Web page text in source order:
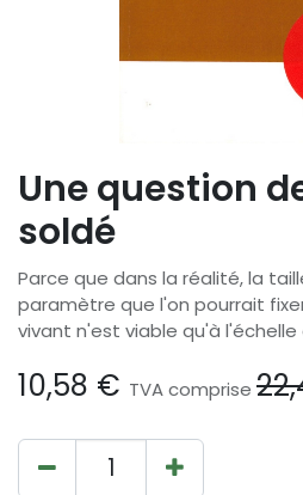
Une question
soldé
Parce que dans la réalité, la
paramètre que l'on pourrait
vivant n'est viable qu'à l'échelle
10,58 € TVA comprise